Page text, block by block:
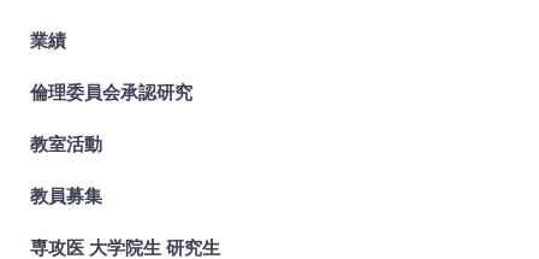
業績
倫理委員会承認研究
教室活動
教員募集
専攻医 大学院生 研究生